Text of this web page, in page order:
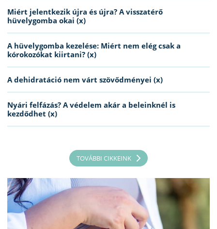
Miért jelentkezik újra és újra? A visszatérő
hüvelygomba okai (x)
A hüvelygomba kezelése: Miért nem elég csak a
kórokozókat kiirtani? (x)
A dehidratáció nem várt szövődményei (x)
Nyári felfázás? A védelem akár a beleinknél is
kezdődhet (x)
TOVÁBBI CIKKEINK